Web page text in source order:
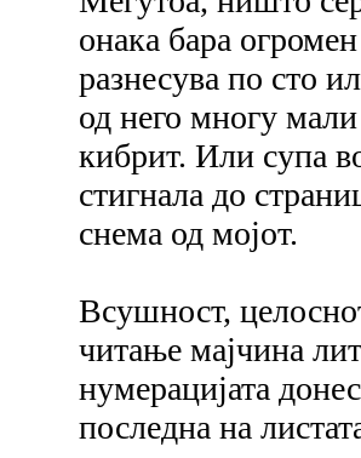
онака бара
разнесува по сто
од него многу
кибрит. Или супа
стигнала до
снема од мојот.
Всушност,
читање мајчина
нумерацијата
последна на